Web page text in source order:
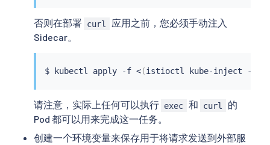
否则在部署 curl
应用之前，您必须手动注入
Sidecar。
$ kubectl apply -f <(istioctl kube-inject -f
请注意，实际上任何可以执行 exec 和 curl
的
Pod 都可以用来完成这一任务。
创建一个环境变量来保存用于将请求发送到外部服